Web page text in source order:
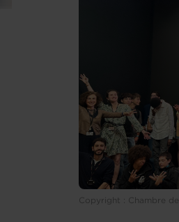
Copyright : Chambre de